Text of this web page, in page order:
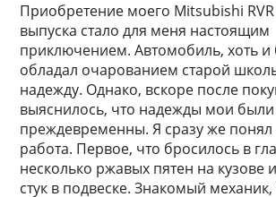
Приобретение моего Mitsubishi RVR
выпуска стало для меня настоящим
приключением. Автомобиль, хоть
обладал очарованием старой
надежду. Однако, вскоре после
выяснилось, что надежды мои были
преждевременны. Я сразу же понял
работа. Первое, что бросилось в
несколько ржавых пятен на кузове
стук в подвеске. Знакомый